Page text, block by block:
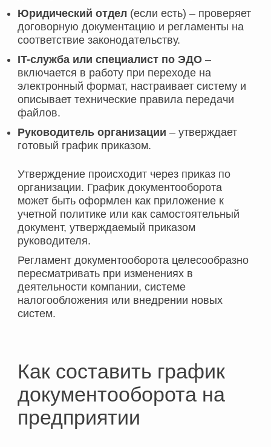
Юридический отдел (если есть) – проверяет
договорную документацию и регламенты на
соответствие законодательству.
IT-служба или специалист по ЭДО –
включается в работу при переходе на
электронный формат, настраивает систему и
описывает технические правила передачи
файлов.
Руководитель организации – утверждает
готовый график приказом.
Утверждение происходит через приказ по
организации. График документооборота
может быть оформлен как приложение к
учетной политике или как самостоятельный
документ, утверждаемый приказом
руководителя.
Регламент документооборота целесообразно
пересматривать при изменениях в
деятельности компании, системе
налогообложения или внедрении новых
систем.
Как составить график
документооборота на
предприятии